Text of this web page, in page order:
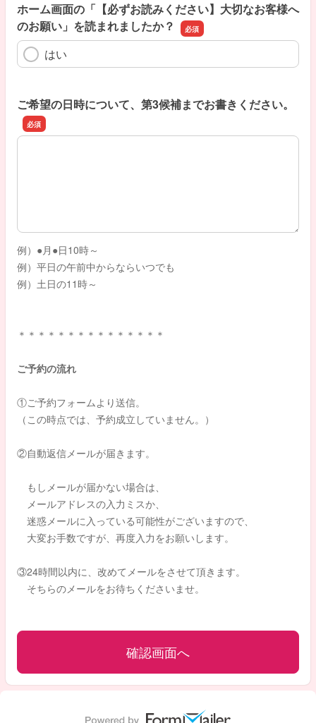
ホーム画面の「【必ずお読みください】大切なお客様へ
のお願い」を読まれましたか？
はい
ご希望の日時について、第3候補までお書きください。
ご希望の日時について、第3候補までお書きください。
例）●月●日10時～
例）平日の午前中からならいつでも
例）土日の11時～
＊＊＊＊＊＊＊＊＊＊＊＊＊＊＊
ご予約の流れ
①ご予約フォームより送信。
（この時点では、予約成立していません。）
②自動返信メールが届きます。
もしメールが届かない場合は、
メールアドレスの入力ミスか、
迷惑メールに入っている可能性がございますので、
大変お手数ですが、再度入力をお願いします。
③24時間以内に、改めてメールをさせて頂きます。
そちらのメールをお待ちくださいませ。